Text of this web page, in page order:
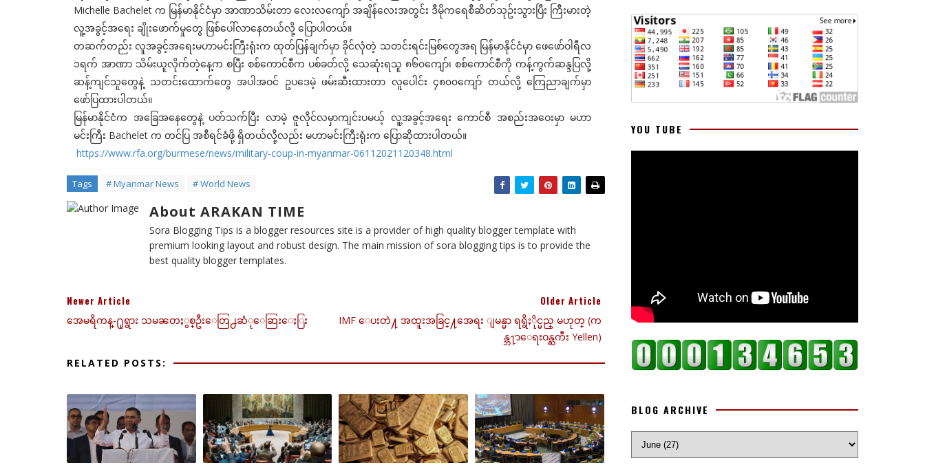
Michelle Bachelet က မြန်မာနိုင်ငံမှာ အာဏာသိမ်းတာ လေးလကျော် အချိန်လေးအတွင်း ဒီမိုကရေစီဆိတ်သုဥ်းသွားပြီး ကြီးမားတဲ့
လူ့အခွင့်အရေး ချိုးဖောက်မှုတွေ ဖြစ်ပေါ်လာနေတယ်လို့ ပြောပါတယ်။
တဆက်တည်း လူအခွင့်အရေးမဟာမင်းကြီးရုံးက ထုတ်ပြန်ချက်မှာ ခိုင်လုံတဲ့ သတင်းရင်းမြစ်တွေအရ မြန်မာနိုင်ငံမှာ ဖေဖော်ဝါရီလ
၁ရက် အာဏာ သိမ်းယူလိုက်တဲ့နေ့က စပြီး စစ်ကောင်စီက ပစ်ခတ်လို့ သေဆုံးရသူ ၈၆၀ကျော်၊ စစ်ကောင်စီကို ကန့်ကွက်ဆန္ဒပြလို့
ဆန့်ကျင်သူတွေနဲ့ သတင်းထောက်တွေ အပါအဝင် ဥပဒေမဲ့ ဖမ်းဆီးထားတာ လူပေါင်း ၄၈၀၀ကျော် တယ်လို့ ကြေညာချက်မှာ
ဖော်ပြထားပါတယ်။
မြန်မာနိုင်ငံက အခြေအနေတွေနဲ့ ပတ်သက်ပြီး လာမဲ့ ဇူလိုင်လမှာကျင်းပမယ့် လူ့အခွင့်အရေး ကောင်စီ အစည်းအဝေးမှာ မဟာ
မင်းကြီး Bachelet က တင်ပြ အစီရင်ခံဖို့ ရှိတယ်လို့လည်း မဟာမင်းကြီးရုံးက ပြောဆိုထားပါတယ်။
https://www.rfa.org/burmese/news/military-coup-in-myanmar-06112021120348.html
Tags # Myanmar News # World News
About ARAKAN TIME
Sora Blogging Tips is a blogger resources site is a provider of high quality blogger template with
premium looking layout and robust design. The main mission of sora blogging tips is to provide the
best quality blogger templates.
Newer Article
အေမရိကန္-႐ုရွား သမၼတႏွစ္ဦးေတြ႕ဆံုေဆြးေႏြး
Older Article
IMF ေပးတဲ႔ အထူးအခြင္႔အေရး ျမန္မာ ရရွိႏိုင္မည္ မဟုတ္ (က
န္ဘ႑ာေရးဝန္ႀကီး Yellen)
RELATED POSTS:
YOU TUBE
BLOG ARCHIVE